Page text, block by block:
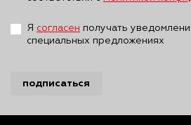
Я согласен получать
специальных предложениях
подписаться